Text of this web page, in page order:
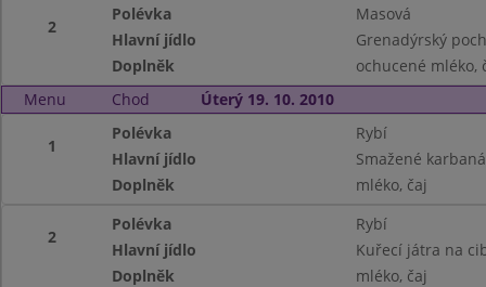
2
Polévka
Masová
Hlavní jídlo
Grenadýrský
Doplněk
ochucené mléko,
Menu
Chod Úterý 19. 10. 2010
1
Polévka
Rybí
Hlavní jídlo
Smažené
Doplněk
mléko, čaj
2
Polévka
Rybí
Hlavní jídlo
Kuřecí játra na
Doplněk
mléko, čaj